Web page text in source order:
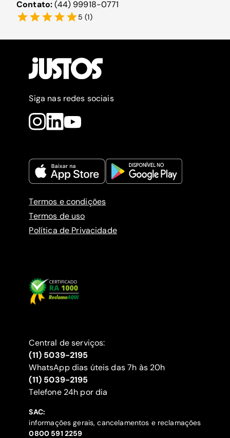
Contato:(44) 99918-0771
5 (1)
Siga nas redes sociais
Termos e condições
Termos de uso
Política de Privacidade
Central de serviços:
(11) 5039-2195
WhatsApp dias úteis das 7h às 20h
(11) 5039-2195
‍Telefone 24h por dia
SAC:
informações gerais, cancelamentos e reclamações
‍0800 591 2259